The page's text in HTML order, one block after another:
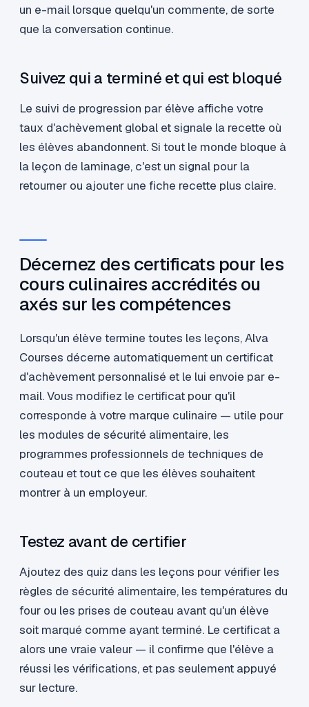
un e-mail lorsque quelqu'un commente, de sorte
que la conversation continue.
Suivez qui a terminé et qui est bloqué
Le suivi de progression par élève affiche votre
taux d'achèvement global et signale la recette où
les élèves abandonnent. Si tout le monde bloque à
la leçon de laminage, c'est un signal pour la
retourner ou ajouter une fiche recette plus claire.
Décernez des certificats pour les
cours culinaires accrédités ou
axés sur les compétences
Lorsqu'un élève termine toutes les leçons, Alva
Courses décerne automatiquement un certificat
d'achèvement personnalisé et le lui envoie par e-
mail. Vous modifiez le certificat pour qu'il
corresponde à votre marque culinaire — utile pour
les modules de sécurité alimentaire, les
programmes professionnels de techniques de
couteau et tout ce que les élèves souhaitent
montrer à un employeur.
Testez avant de certifier
Ajoutez des quiz dans les leçons pour vérifier les
règles de sécurité alimentaire, les températures du
four ou les prises de couteau avant qu'un élève
soit marqué comme ayant terminé. Le certificat a
alors une vraie valeur — il confirme que l'élève a
réussi les vérifications, et pas seulement appuyé
sur lecture.